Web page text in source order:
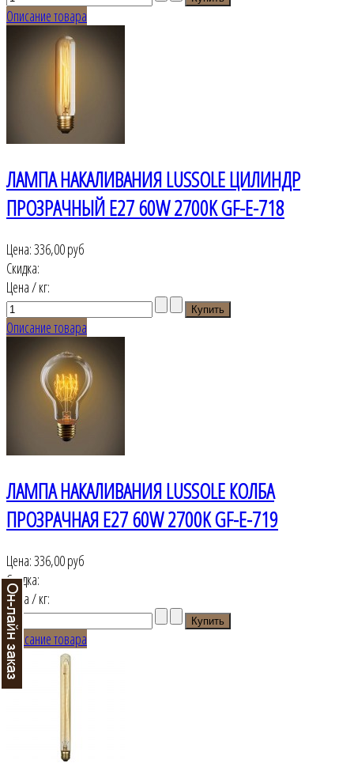
Описание товара
ЛАМПА НАКАЛИВАНИЯ LUSSOLE ЦИЛИНДР
ПРОЗРАЧНЫЙ E27 60W 2700K GF-E-718
Цена:336,00 руб
Скидка:
Цена / кг:
Описание товара
ЛАМПА НАКАЛИВАНИЯ LUSSOLE КОЛБА
ПРОЗРАЧНАЯ E27 60W 2700K GF-E-719
Цена:336,00 руб
Скидка:
Цена / кг:
Описание товара